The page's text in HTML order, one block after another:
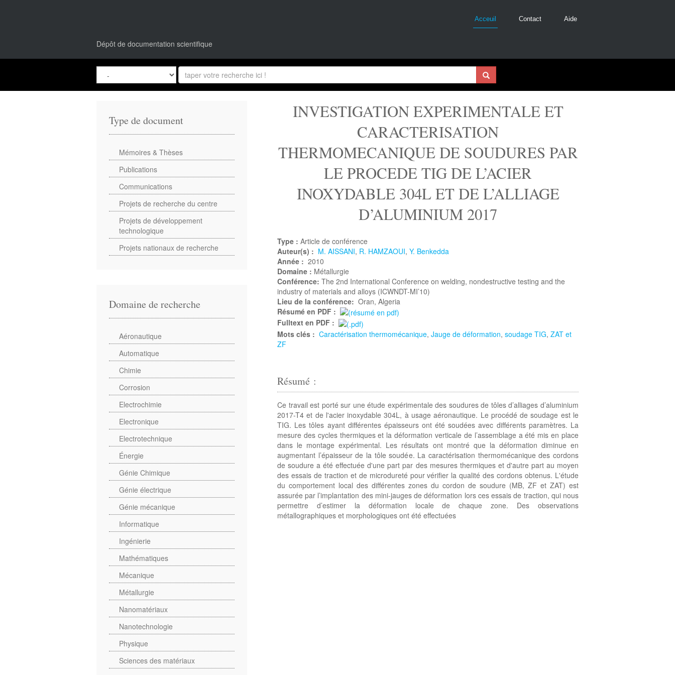
Dépôt de documentation scientifique
Acceuil Contact Aide
INVESTIGATION EXPERIMENTALE ET
CARACTERISATION
THERMOMECANIQUE DE SOUDURES PAR
LE PROCEDE TIG DE L’ACIER
INOXYDABLE 304L ET DE L’ALLIAGE
D’ALUMINIUM 2017
Type : Article de conférence
Auteur(s) : M. AISSANI, R. HAMZAOUI, Y. Benkedda
Année : 2010
Domaine : Métallurgie
Conférence: The 2nd International Conference on welding, nondestructive testing and the
industry of materials and alloys (ICWNDT-MI’10)
Lieu de la conférence: Oran, Algeria
Résumé en PDF :
Fulltext en PDF :
Mots clés : Caractérisation thermomécanique, Jauge de déformation, soudage TIG, ZAT et
ZF
Résumé :
Ce travail est porté sur une étude expérimentale des soudures de tôles d’alliages d’aluminium
2017-T4 et de l'acier inoxydable 304L, à usage aéronautique. Le procédé de soudage est le
TIG. Les tôles ayant différentes épaisseurs ont été soudées avec différents paramètres. La
mesure des cycles thermiques et la déformation verticale de l’assemblage a été mis en place
dans le montage expérimental. Les résultats ont montré que la déformation diminue en
augmentant l’épaisseur de la tôle soudée. La caractérisation thermomécanique des cordons
de soudure a été effectuée d'une part par des mesures thermiques et d'autre part au moyen
des essais de traction et de microdureté pour vérifier la qualité des cordons obtenus. L'étude
du comportement local des différentes zones du cordon de soudure (MB, ZF et ZAT) est
assurée par l’implantation des mini-jauges de déformation lors ces essais de traction, qui nous
permettre d’estimer la déformation locale de chaque zone. Des observations
métallographiques et morphologiques ont été effectuées
Type de document
Mémoires & Thèses
Publications
Communications
Projets de recherche du centre
Projets de développement
technologique
Projets nationaux de recherche
Domaine de recherche
Aéronautique
Automatique
Chimie
Corrosion
Electrochimie
Electronique
Electrotechnique
Énergie
Génie Chimique
Génie électrique
Génie mécanique
Informatique
Ingénierie
Mathématiques
Mécanique
Métallurgie
Nanomatériaux
Nanotechnologie
Physique
Sciences des matériaux